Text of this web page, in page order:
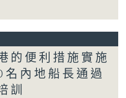
的便利措施實施
內地船長通過
訓